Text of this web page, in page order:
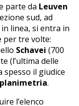
parte da Leuven
sud, ad
linea, si entra in
per tre volte:
Schavei (700
(l’ultima delle
spesso il giudice
planimetria.
l’elenco